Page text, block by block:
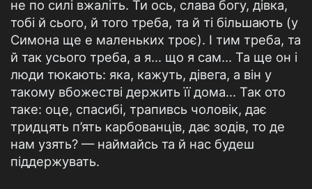
не по силі вжаліть. Ти ось, слава богу, дівка,
тобі й сього, й того треба, та й ті більшають (у
Симона ще е маленьких троє). І тим треба, та
й так усього треба, а я... що я сам... Та ще он і
люди тюкають: яка, кажуть, дівега, а він у
такому вбожестві держить її дома... Так ото
таке: оце, спасибі, трапивсь чоловік, дає
тридцять п’ять карбованців, дає зодів, то де
нам узять? — наймайсь та й нас будеш
піддержувать.